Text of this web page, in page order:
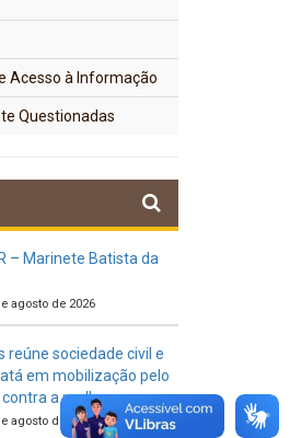
Acesso à Informação
Questionadas
– Marinete Batista da
agosto de 2026
reúne sociedade civil e
em mobilização pelo
a mulher
agosto de 2026